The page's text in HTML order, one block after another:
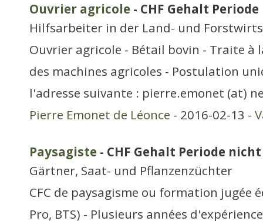
Ouvrier agricole - CHF Gehalt
Hilfsarbeiter in der Land- und
Ouvrier agricole - Bétail bovin - Traite à
des machines agricoles - Postulation
l'adresse suivante : pierre.emonet (at)
Pierre Emonet de Léonce - 2016-02-13 -
Paysagiste - CHF Gehalt Periode
Gärtner, Saat- und Pflanzenzüchter
CFC de paysagisme ou formation jugée
Pro, BTS) - Plusieurs années